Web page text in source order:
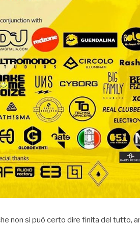
non si può certo dire finita del tutto,